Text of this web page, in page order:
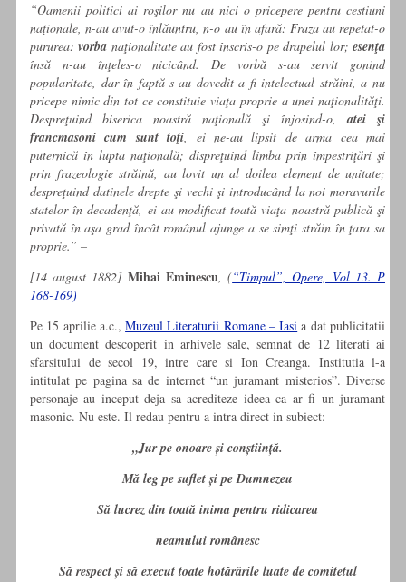
“Oamenii politici ai roşilor nu au nici o pricepere pentru cestiuni
naţionale, n-au avut-o înlăuntru, n-o au în afară: Fraza au repetat-o
pururea:vorba naţionalitate au fost înscris-o pe drapelul lor; esenţa
însă n-au înţeles-o nicicând. De vorbă s-au servit gonind
popularitate, dar în faptă s-au dovedit a fi intelectual străini, a nu
pricepe nimic din tot ce constituie viaţa proprie a unei naţionalităţi.
Despreţuind biserica noastră naţională şi înjosind-o,atei şi
francmasoni cum sunt toţi, ei ne-au lipsit de arma cea mai
puternică în lupta naţională; dispreţuind limba prin împestriţări şi
prin frazeologie străină, au lovit un al doilea element de unitate;
despreţuind datinele drepte şi vechi şi introducând la noi moravurile
statelor în decadenţă, ei au modificat toată viaţa noastră publică şi
privată în aşa grad încât românul ajunge a se simţi străin în ţara sa
proprie.” –
[14 august 1882] Mihai Eminescu, (“Timpul”, Opere, Vol 13. P
168-169)
Pe 15 aprilie a.c.,Muzeul Literaturii Romane – Iasi a dat publicitatii
un document descoperit in arhivele sale, semnat de 12 literati ai
sfarsitului de secol 19, intre care si Ion Creanga. Institutia l-a
intitulat pe pagina sa de internet “un juramant misterios”. Diverse
personaje au inceput deja sa acrediteze ideea ca ar fi un juramant
masonic. Nu este. Il redau pentru a intra direct in subiect:
„Jur pe onoare și conștiință.
Mă leg pe suflet și pe Dumnezeu
Să lucrez din toată inima pentru ridicarea
neamului românesc
Să respect și să execut toate hotărârile luate de comitetul